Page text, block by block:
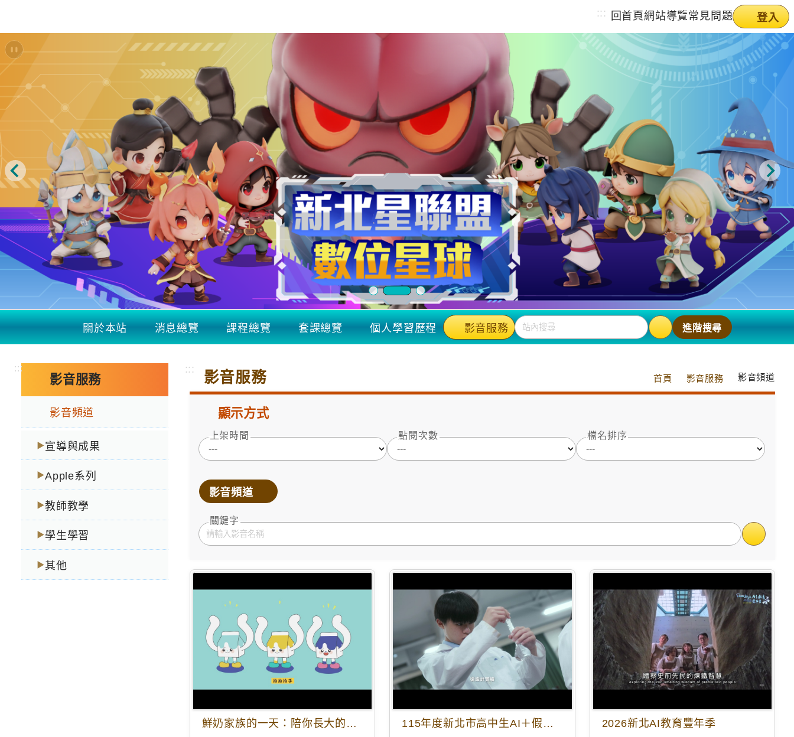
::: 回首頁 網站導覽常見問題 登入
關於本站 消息總覽 課程總覽 套課總覽 個人學習歷程 影音服務 站內搜尋進階搜尋
:::
影音服務
影音頻道
▶宣導與成果
▶Apple系列
▶教師教學
▶學生學習
▶其他
::: 影音服務 首頁 影音服務 影音頻道
顯示方式
上架時間 點閱次數 檔名排序
影音頻道
關鍵字
影音搜
鮮奶家族的一天：陪你長大的日常 115年度新北市高中生AI＋假日資優方案招生宣傳 2026新北AI教育豐年季